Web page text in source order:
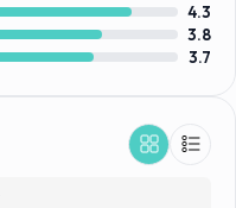
4.3
3.8
3.7